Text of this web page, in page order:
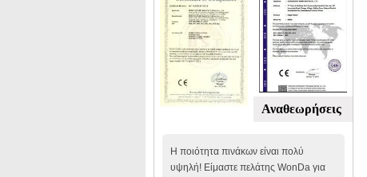
Αναθεωρήσεις
Η ποιότητα πινάκων είναι πολύ
υψηλή! Είμαστε πελάτης WonDa για